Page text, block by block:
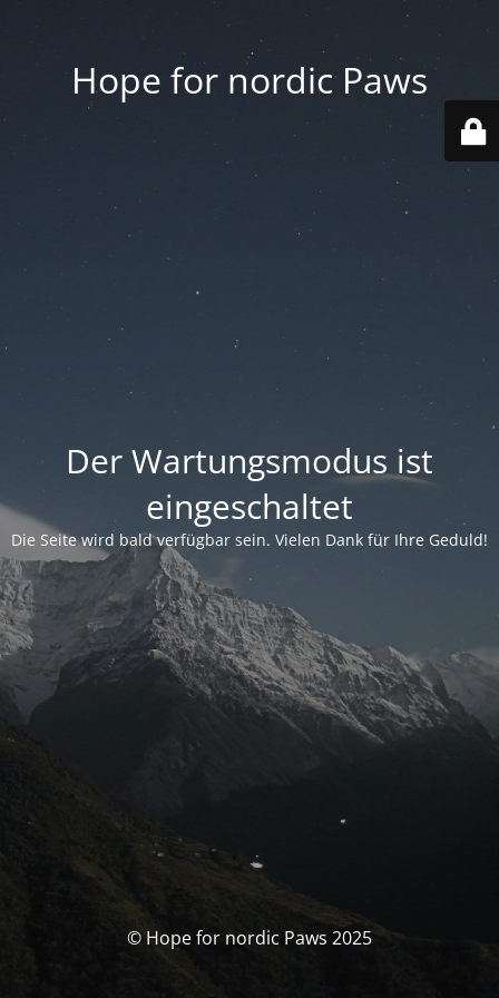
Hope for nordic Paws
Der Wartungsmodus ist
eingeschaltet
Die Seite wird bald verfügbar sein. Vielen Dank für Ihre Geduld!
© Hope for nordic Paws 2025